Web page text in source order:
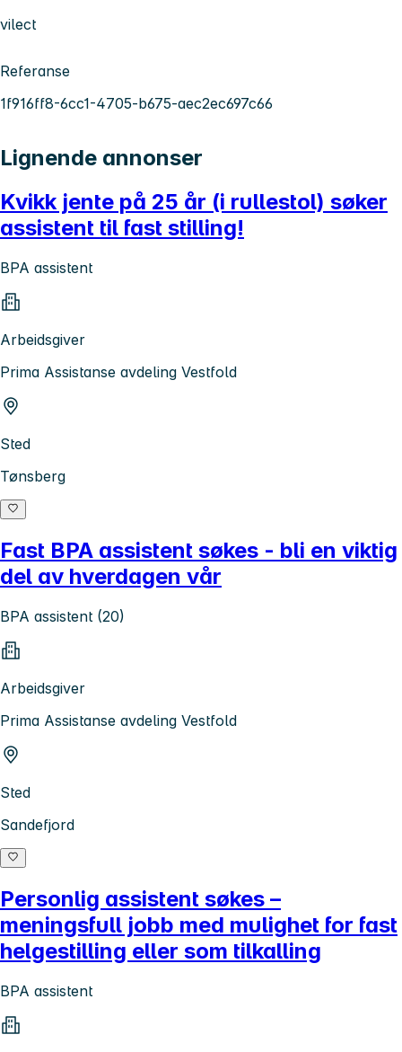
vilect
Referanse
1f916ff8-6cc1-4705-b675-aec2ec697c66
Lignende annonser
Kvikk jente på 25 år (i rullestol) søker
assistent til fast stilling!
BPA assistent
Arbeidsgiver
Prima Assistanse avdeling Vestfold
Sted
Tønsberg
Fast BPA assistent søkes - bli en viktig
del av hverdagen vår
BPA assistent (20)
Arbeidsgiver
Prima Assistanse avdeling Vestfold
Sted
Sandefjord
Personlig assistent søkes –
meningsfull jobb med mulighet for fast
helgestilling eller som tilkalling
BPA assistent